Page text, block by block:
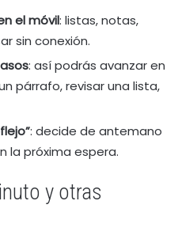
el móvil: listas, notas,
sin conexión.
: así podrás avanzar en
párrafo, revisar una lista,
: decide de antemano
la próxima espera.
y otras